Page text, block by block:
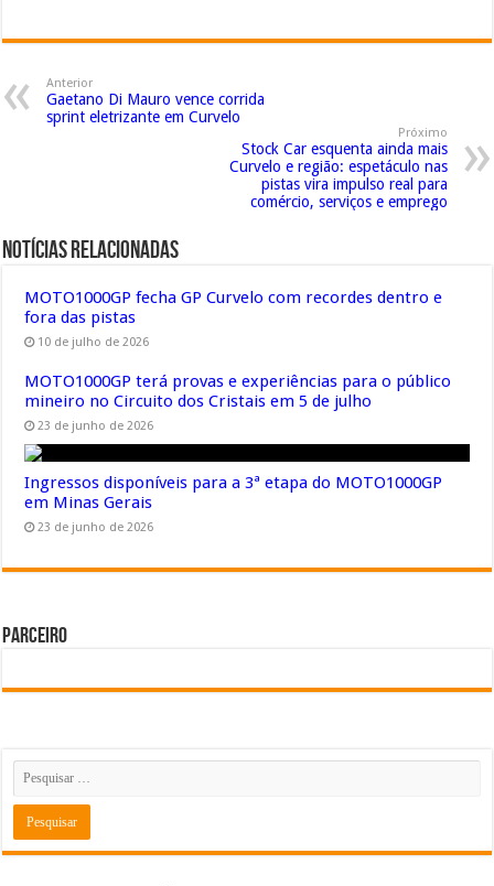
Anterior
Gaetano Di Mauro vence corrida
sprint eletrizante em Curvelo
Próximo
Stock Car esquenta ainda mais
Curvelo e região: espetáculo nas
pistas vira impulso real para
comércio, serviços e emprego
Notícias Relacionadas
MOTO1000GP fecha GP Curvelo com recordes dentro e
fora das pistas
10 de julho de 2026
MOTO1000GP terá provas e experiências para o público
mineiro no Circuito dos Cristais em 5 de julho
23 de junho de 2026
Ingressos disponíveis para a 3ª etapa do MOTO1000GP
em Minas Gerais
23 de junho de 2026
Parceiro